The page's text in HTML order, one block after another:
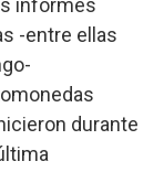
informes
-entre ellas
durante